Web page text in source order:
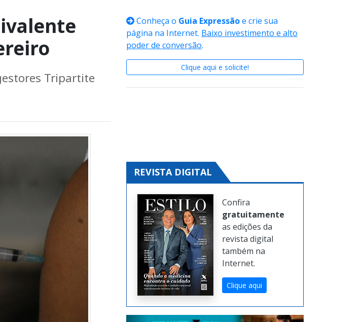
Tripartite
Conheça o Guia Expressãoe crie sua
página na Internet. Baixo investimento e alto
poder de conversão.
Clique aqui e solicite!
REVISTA DIGITAL
Confira
gratuitamente
as edições da
revista digital
também na
Internet.
Clique aqui